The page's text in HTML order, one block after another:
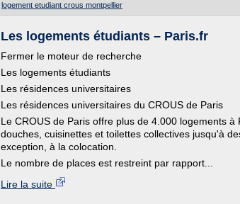
logement etudiant crous montpellier
Les logements étudiants – Paris.fr
Fermer le moteur de recherche
Les logements étudiants
Les résidences universitaires
Les résidences universitaires du CROUS de Paris
Le CROUS de Paris offre plus de 4.000 logements
douches, cuisinettes et toilettes collectives jusqu'à
exception, à la colocation.
Le nombre de places est restreint par rapport...
Lire la suite